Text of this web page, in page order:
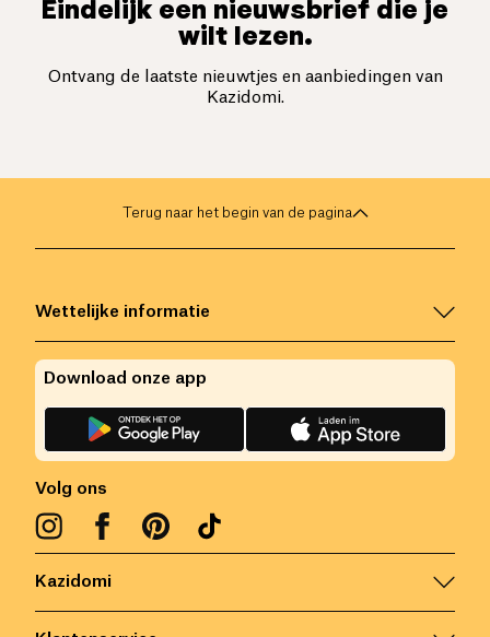
Eindelijk een nieuwsbrief die je
wilt lezen.
Ontvang de laatste nieuwtjes en aanbiedingen van
Kazidomi.
Terug naar het begin van de pagina
Kazidomi
Wettelijke informatie
Volg ons
Download onze app